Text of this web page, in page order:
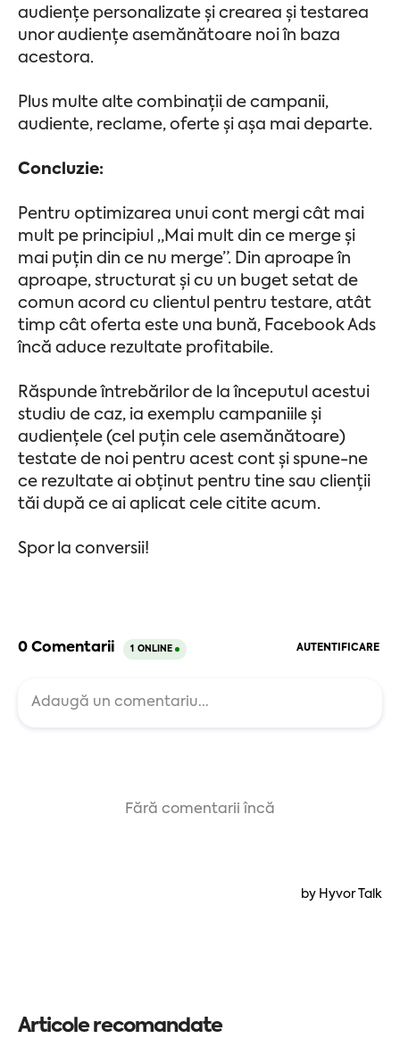
audiențe personalizate și crearea și testarea
unor audiențe asemănătoare noi în baza
acestora.
Plus multe alte combinații de campanii,
audiente, reclame, oferte și așa mai departe.
Concluzie:
Pentru optimizarea unui cont mergi cât mai
mult pe principiul „Mai mult din ce merge și
mai puțin din ce nu merge”. Din aproape în
aproape, structurat și cu un buget setat de
comun acord cu clientul pentru testare, atât
timp cât oferta este una bună, Facebook Ads
încă aduce rezultate profitabile.
Răspunde întrebărilor de la începutul acestui
studiu de caz, ia exemplu campaniile și
audiențele (cel puțin cele asemănătoare)
testate de noi pentru acest cont și spune-ne
ce rezultate ai obținut pentru tine sau clienții
tăi după ce ai aplicat cele citite acum.
Spor la conversii!
Articole recomandate